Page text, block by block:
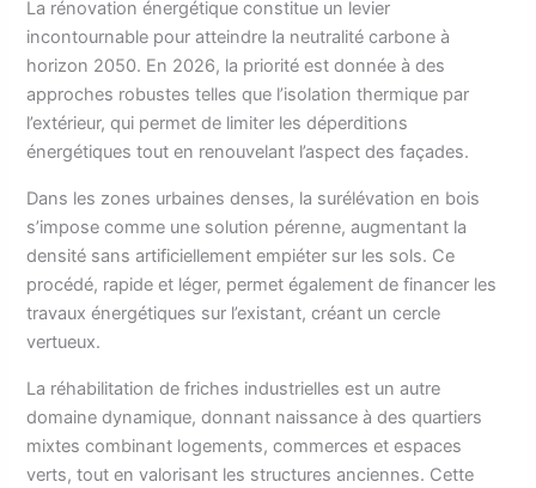
La rénovation énergétique constitue un levier
incontournable pour atteindre la neutralité carbone à
horizon 2050. En 2026, la priorité est donnée à des
approches robustes telles que l’isolation thermique par
l’extérieur, qui permet de limiter les déperditions
énergétiques tout en renouvelant l’aspect des façades.
Dans les zones urbaines denses, la surélévation en bois
s’impose comme une solution pérenne, augmentant la
densité sans artificiellement empiéter sur les sols. Ce
procédé, rapide et léger, permet également de financer les
travaux énergétiques sur l’existant, créant un cercle
vertueux.
La réhabilitation de friches industrielles est un autre
domaine dynamique, donnant naissance à des quartiers
mixtes combinant logements, commerces et espaces
verts, tout en valorisant les structures anciennes. Cette